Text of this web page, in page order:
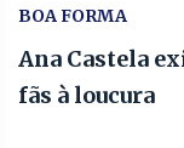
BOA FORMA
Ana Castela
fãs à loucura